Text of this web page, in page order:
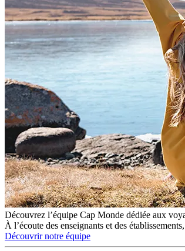
Découvrez l’équipe Cap Monde dédiée aux
À l’écoute des enseignants et des
Découvrir notre équipe